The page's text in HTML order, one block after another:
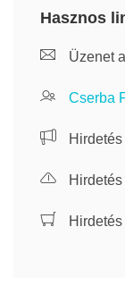
Hasznos
Üzenet
Cserba